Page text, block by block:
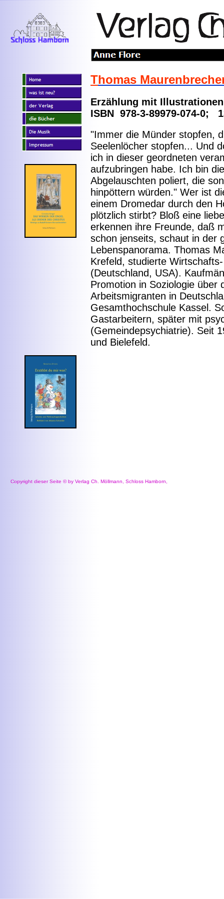
Thomas
Erzählung mit
ISBN 978-3-89979-074-0;
"Immer die Münder stopfen,
Seelenlöcher stopfen... Und
ich in dieser geordneten
aufzubringen habe. Ich bin
Abgelauschten poliert, die
hinpöttern würden." Wer ist
einem Dromedar durch den
plötzlich stirbt? Bloß eine
erkennen ihre Freunde, daß
schon jenseits, schaut in der
Lebenspanorama. Thomas
Krefeld, studierte
(Deutschland, USA).
Promotion in Soziologie über
Arbeitsmigranten in
Gesamthochschule Kassel.
Gastarbeitern, später mit
(Gemeindepsychiatrie). Seit
und Bielefeld.
Copyright dieser Seite © by Verlag Ch. Möllmann, Schloss Hamborn,